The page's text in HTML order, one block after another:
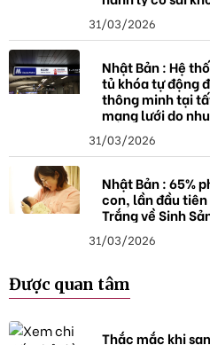
31/03/2026
Nhật Bản : Hệ
tủ khóa tự động
thông minh tại
mạng lưới do
31/03/2026
Nhật Bản : 65%
con, lần đầu
Trắng về Sinh
31/03/2026
Được quan tâm
Thắc mắc khi